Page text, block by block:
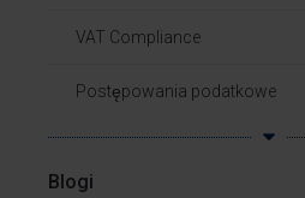
VAT Compliance
Postępowania podatkowe
Blogi